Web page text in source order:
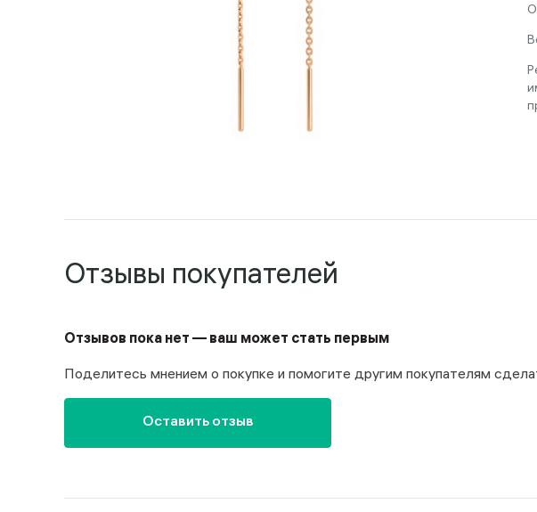
Отзывы покупателей
Отзывов пока нет — ваш может стать первым
Поделитесь мнением о покупке и помогите другим покупателям
Оставить отзыв